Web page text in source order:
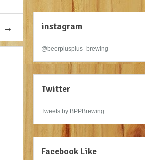
→ instagram
@beerplusplus_brewing
Twitter
Tweets by BPPBrewing
Facebook Like